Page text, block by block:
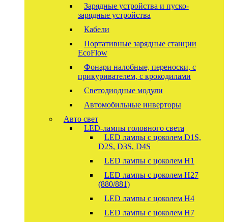
Зарядные устройства и пуско-
зарядные устройства
Кабели
Портативные зарядные станции
EcoFlow
Фонари налобные, переноски, с
прикуривателем, с крокодилами
Светодиодные модули
Автомобильные инверторы
Авто свет
LED-лампы головного света
LED лампы с цоколем D1S,
D2S, D3S, D4S
LED лампы с цоколем H1
LED лампы с цоколем H27
(880/881)
LED лампы с цоколем H4
LED лампы с цоколем H7